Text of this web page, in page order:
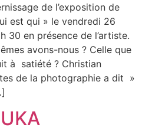
de l’exposition de
est qui » le vendredi 26
30 en présence de l’artiste.
avons-nous ? Celle que
à satiété ? Christian
de la photographie a dit »